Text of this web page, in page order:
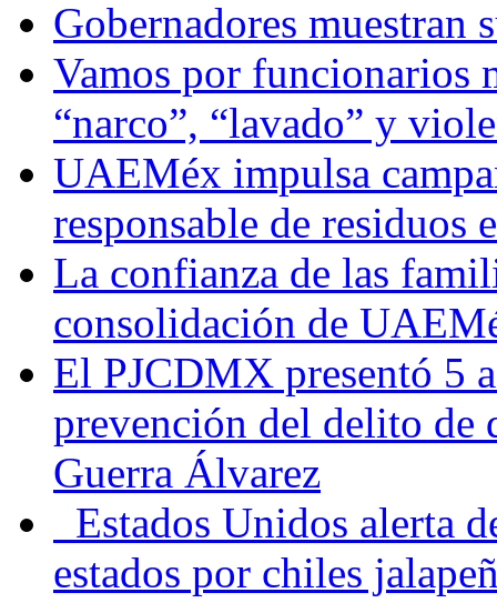
Gobernadores muestran
Vamos por funcionarios
“narco”, “lavado” y
UAEMéx impulsa
responsable de residuos
La confianza de las
consolidación de
El PJCDMX presentó 5
prevención del delito de
Guerra Álvarez
Estados Unidos alerta
estados por chiles